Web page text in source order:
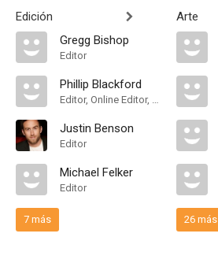
Edición
Gregg Bishop
Editor
Phillip Blackford
Editor, Online Editor, Additional Editor
Justin Benson
Editor
Michael Felker
Editor
7 más
Arte
26 más